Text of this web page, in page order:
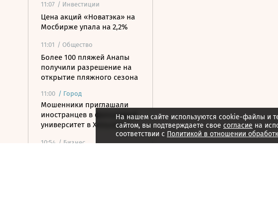
11:07 / Инвестиции
Цена акций «Новатэка» на
Мосбирже упала на 2,2%
11:01 / Общество
Более 100 пляжей Анапы
получили разрешение на
открытие пляжного сезона
11:00 / Город
Мошенники приглашали
иностранцев в фальшивый
университет в Хельсинки
10:54 / Бизнес
На нашем сайте используются cookie-файлы и
сайтом, вы подтверждаете свое согласие на
соответствии с Политикой в отношении